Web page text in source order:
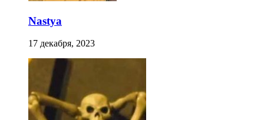
Nastya
17 декабря, 2023